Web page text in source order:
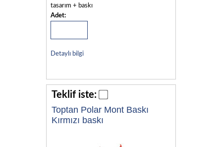
tasarım + baskı
Adet:
Detaylı bilgi
Teklif iste:
Toptan Polar Mont Baskı
Kırmızı baskı